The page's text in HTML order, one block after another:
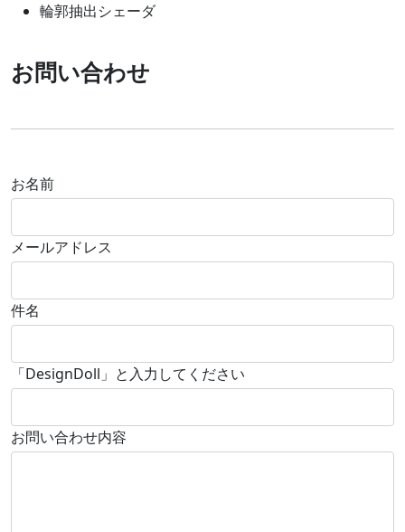
輪郭抽出シェーダ
お問い合わせ
お名前
メールアドレス
件名
「DesignDoll」と入力してください
お問い合わせ内容